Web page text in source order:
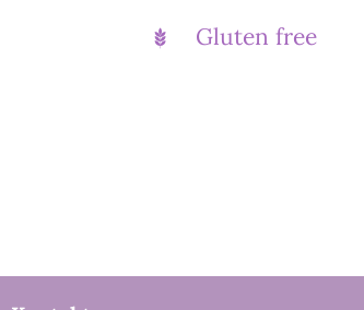
Gluten free